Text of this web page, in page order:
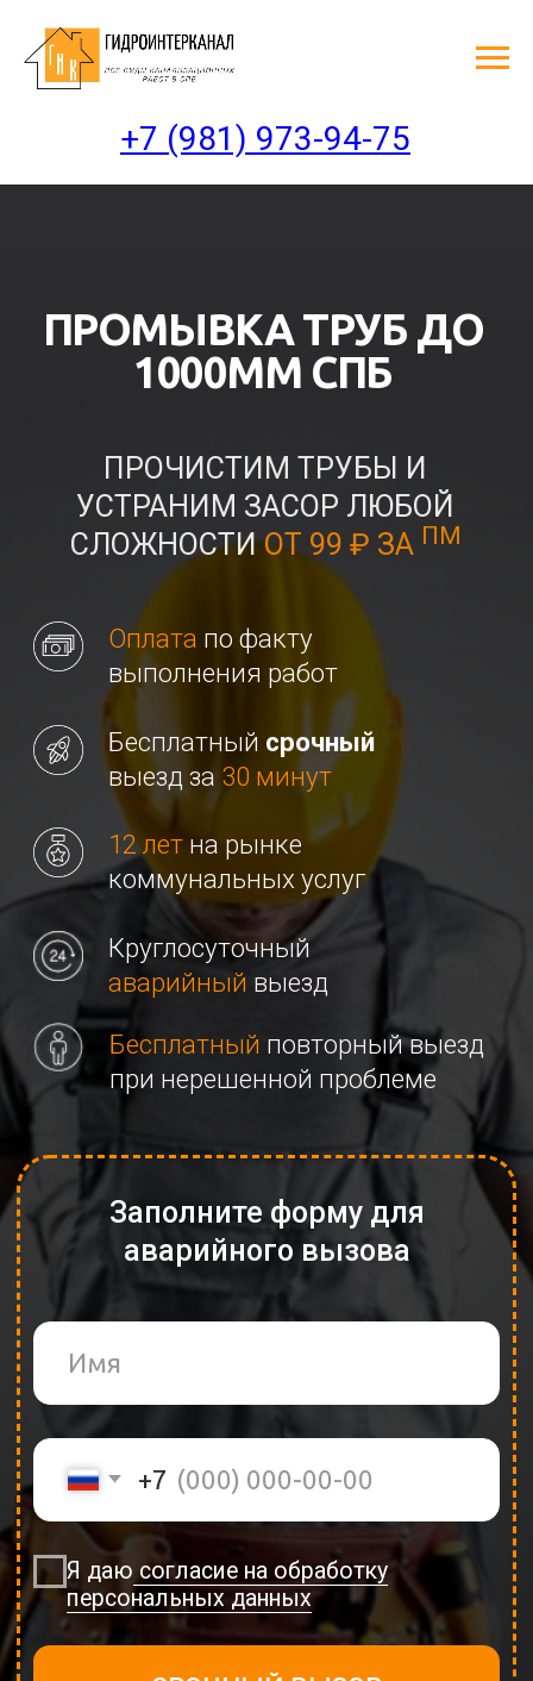
+7 (981) 973-94-75
+7
СРОЧНЫЙ ВЫЗОВ
Заполните форму для
аварийного вызова
Круглосуточный
аварийный
на рынке
коммунальных услуг
Бесплатныйсрочный
выезд за30 минут
Оплатапо факту
выполнения работ
Бесплатныйповторный выезд
при нерешенной проблеме
ПРОЧИСТИМ ТРУБЫ И
УСТРАНИМ ЗАСОР ЛЮБОЙ
СЛОЖНОСТИОТ 99 ₽ ЗА ПМ